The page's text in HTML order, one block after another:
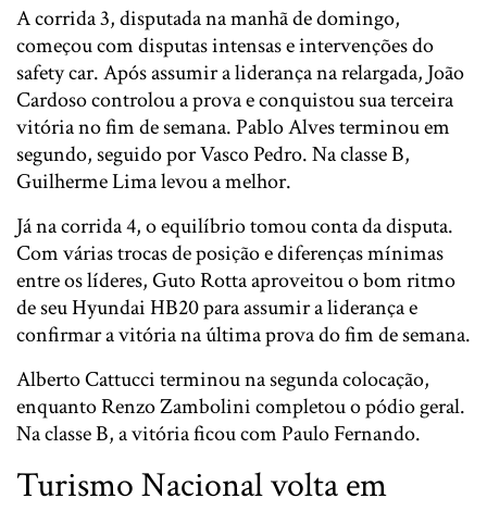
A corrida 3, disputada na manhã de domingo,
começou com disputas intensas e intervenções do
safety car. Após assumir a liderança na relargada, João
Cardoso controlou a prova e conquistou sua terceira
vitória no fim de semana. Pablo Alves terminou em
segundo, seguido por Vasco Pedro. Na classe B,
Guilherme Lima levou a melhor.
Já na corrida 4, o equilíbrio tomou conta da disputa.
Com várias trocas de posição e diferenças mínimas
entre os líderes, Guto Rotta aproveitou o bom ritmo
de seu Hyundai HB20 para assumir a liderança e
confirmar a vitória na última prova do fim de semana.
Alberto Cattucci terminou na segunda colocação,
enquanto Renzo Zambolini completou o pódio geral.
Na classe B, a vitória ficou com Paulo Fernando.
Turismo Nacional volta em